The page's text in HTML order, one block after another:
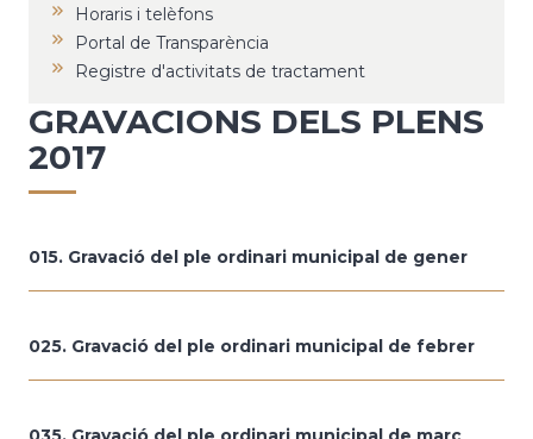
Horaris i telèfons
Portal de Transparència
Registre d'activitats de tractament
GRAVACIONS DELS PLENS
2017
015. Gravació del ple ordinari municipal de gener
025. Gravació del ple ordinari municipal de febrer